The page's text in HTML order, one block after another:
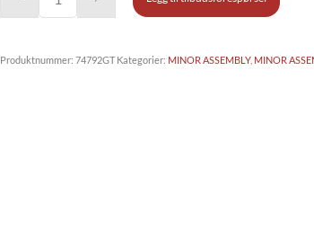
Produktnummer:74792GT Kategorier: MINOR ASSEMBLY, MINOR